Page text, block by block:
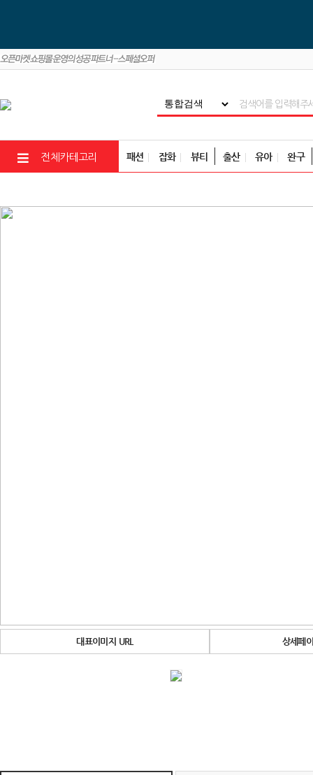
전체카테고리 패션 잡화 뷰티 출산 유아 완구
대표이미지 URL 상세페